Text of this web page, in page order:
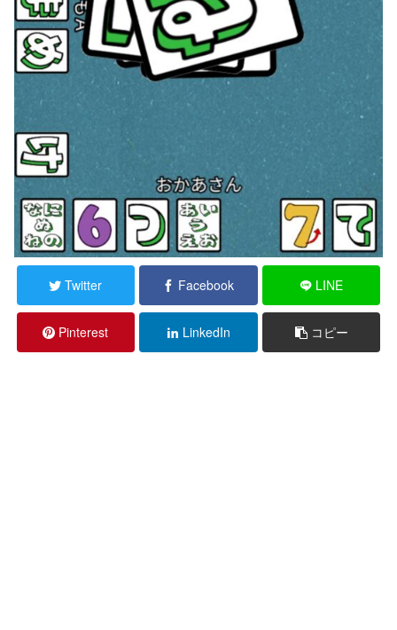
Twitter Facebook LINE
Pinterest LinkedIn コピー